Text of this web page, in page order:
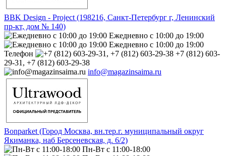
BBK Design - Project (198216, Санкт-Петербург г, Ленинский
пр-кт, дом № 140)
Ежедневно с 10:00 до 19:00
Ежедневно с 10:00 до 19:00
Телефон
+7 (812) 603-
29-31, +7 (812) 603-29-38
info@magazinsaima.ru
Bonparket (Город Москва, вн.тер.г. муниципальный округ
Якиманка, наб Берсеневская, д. 6/2)
Пн-Вт с 11:00-18:00